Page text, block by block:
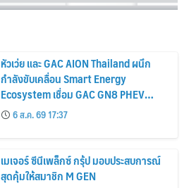
หัวเว่ย และ GAC AION Thailand ผนึก
กำลังขับเคลื่อน Smart Energy
Ecosystem เชื่อม GAC GN8 PHEV
รถยนต์ MPV ระดับพรีเมียม เข้ากับ
พลังงานแสงอาทิตย์ภายในบ้าน
6 ส.ค. 69 17:37
เมเจอร์ ซีนีเพล็กซ์ กรุ้ป มอบประสบการณ์
สุดคุ้มให้สมาชิก M GEN